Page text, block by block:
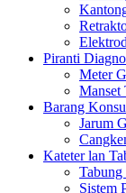
Piranti
Meter
Manset
Barang
Jarum
Kateter lan
Sistem